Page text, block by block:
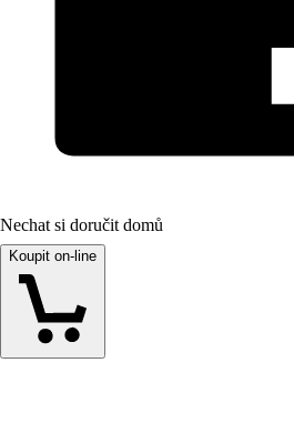
Nechat si doručit domů
Koupit on-line